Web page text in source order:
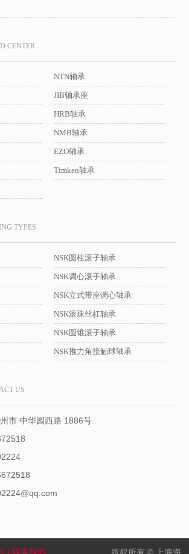
CENTER
NTN轴承
JIB轴承座
HRB轴承
NMB轴承
EZO轴承
Timken轴承
TYPES
NSK圆柱滚子轴承
NSK调心滚子轴承
NSK立式带座调心轴承
NSK滚珠丝杠轴承
NSK圆锥滚子轴承
NSK推力角接触球轴承
US
市 中华园西路 1886号